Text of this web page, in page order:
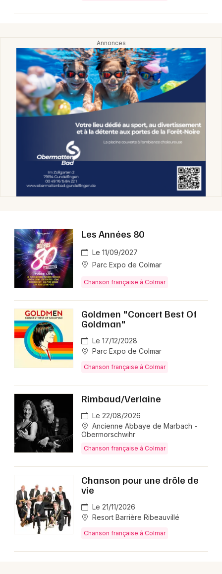
Mon email
Je m'abonne
Les Années 80
Le 11/09/2027
Parc Expo de Colmar
Chanson française à Colmar
Goldmen "Concert Best Of
Goldman"
Le 17/12/2028
Parc Expo de Colmar
Chanson française à Colmar
Rimbaud/Verlaine
Le 22/08/2026
Ancienne Abbaye de Marbach -
Obermorschwihr
Chanson française à Colmar
Chanson pour une drôle de
vie
Le 21/11/2026
Resort Barrière Ribeauvillé
Chanson française à Colmar